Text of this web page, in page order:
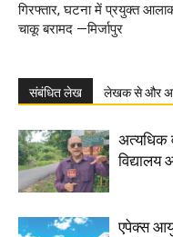
गिरफ्तार, घटना में प्रयुक्त
चाकू बरामद —मिर्जापुर
संबंधित लेख लेखक से और
अत्यधिक
एपेक्स